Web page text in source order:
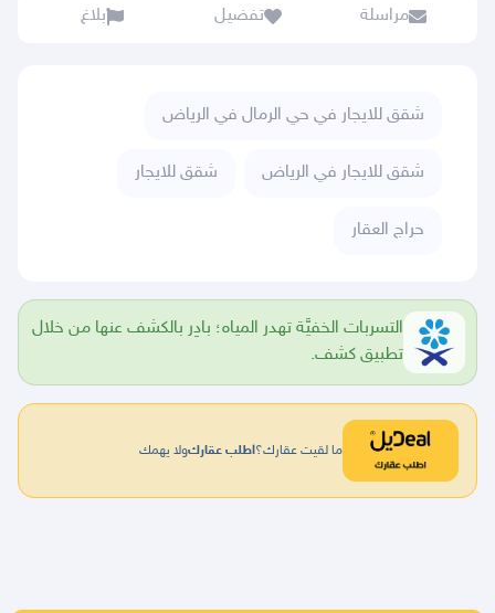
مراسلة تفضيل بلاغ
شقق للايجار في حي الرمال في الرياض
شقق للايجار في الرياض شقق للايجار
حراج العقار
التسربات الخفيَّة تهدر المياه؛ بادِر بالكشف عنها من خلال
تطبيق كشف.
ما لقيت عقارك؟اطلب عقاركولا يهمك